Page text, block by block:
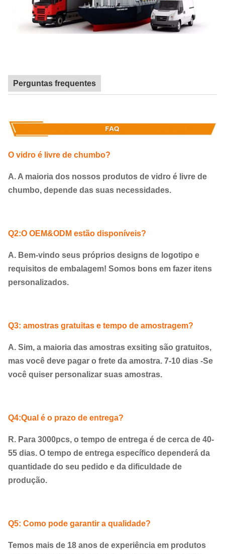
Perguntas frequentes
O vidro é livre de chumbo?
A. A maioria dos nossos produtos de vidro é livre de
chumbo, depende das suas necessidades.
Q2:O OEM&ODM estão disponíveis?
A. Bem-vindo seus próprios designs de logotipo e
requisitos de embalagem! Somos bons em fazer itens
personalizados.
Q3: amostras gratuitas e tempo de amostragem?
A. Sim, a maioria das amostras exsiting são gratuitos,
mas você deve pagar o frete da amostra. 7-10 dias -Se
você quiser personalizar suas amostras.
Q4:Qual é o prazo de entrega?
R. Para 3000pcs, o tempo de entrega é de cerca de 40-
55 dias. O tempo de entrega específico dependerá da
quantidade do seu pedido e da dificuldade de
produção.
Q5: Como pode garantir a qualidade?
Temos mais de 18 anos de experiência em produtos